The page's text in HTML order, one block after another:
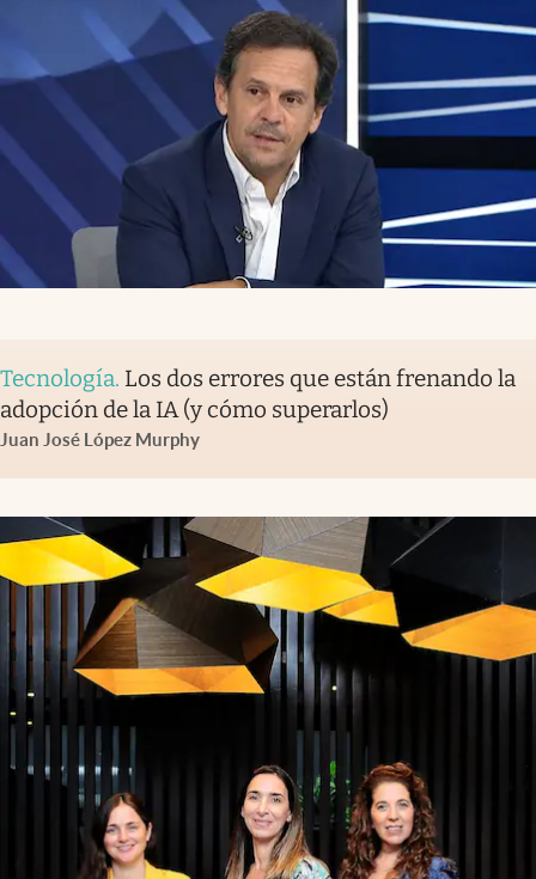
Tecnología. Los dos errores que están frenando la
adopción de la IA (y cómo superarlos)
Juan José López Murphy